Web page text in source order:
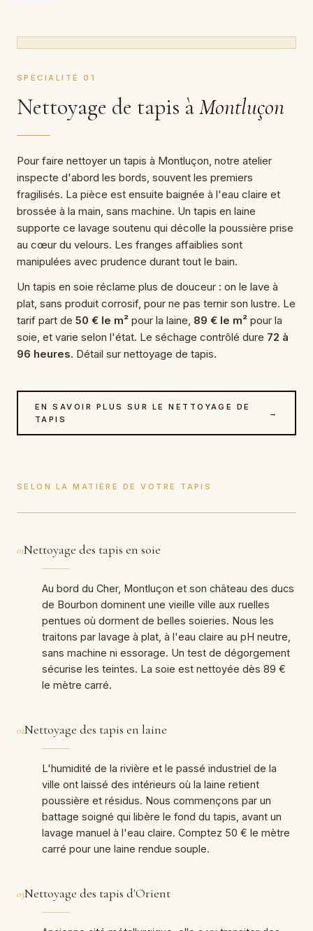
SPÉCIALITÉ 01
Nettoyage de tapis àMontluçon
Pour faire nettoyer un tapis à Montluçon, notre atelier
inspecte d'abord les bords, souvent les premiers
fragilisés. La pièce est ensuite baignée à l'eau claire et
brossée à la main, sans machine. Un tapis en laine
supporte ce lavage soutenu qui décolle la poussière prise
au cœur du velours. Les franges affaiblies sont
manipulées avec prudence durant tout le bain.
Un tapis en soie réclame plus de douceur : on le lave à
plat, sans produit corrosif, pour ne pas ternir son lustre. Le
tarif part de 50 € le m² pour la laine, 89 € le m² pour la
soie, et varie selon l'état. Le séchage contrôlé dure 72 à
96 heures. Détail sur nettoyage de tapis.
EN SAVOIR PLUS SUR LE NETTOYAGE DE
TAPIS
→
SELON LA MATIÈRE DE VOTRE TAPIS
01Nettoyage des tapis en soie
Au bord du Cher, Montluçon et son château des ducs
de Bourbon dominent une vieille ville aux ruelles
pentues où dorment de belles soieries. Nous les
traitons par lavage à plat, à l'eau claire au pH neutre,
sans machine ni essorage. Un test de dégorgement
sécurise les teintes. La soie est nettoyée dès 89 €
le mètre carré.
02Nettoyage des tapis en laine
L'humidité de la rivière et le passé industriel de la
ville ont laissé des intérieurs où la laine retient
poussière et résidus. Nous commençons par un
battage soigné qui libère le fond du tapis, avant un
lavage manuel à l'eau claire. Comptez 50 € le mètre
carré pour une laine rendue souple.
03Nettoyage des tapis d'Orient